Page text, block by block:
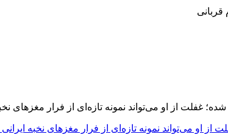
او می‌تواند نمونه تازه‌ای از فرار مغزهای نخبه ایرانی